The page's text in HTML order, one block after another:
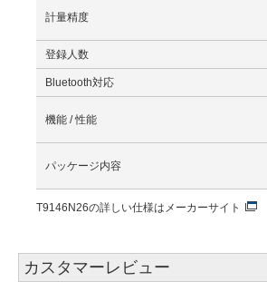
計量精度
登録人数
Bluetooth対応
機能 / 性能
パッケージ内容
T9146N26の詳しい仕様は メーカーサイト
カスタマーレビュー